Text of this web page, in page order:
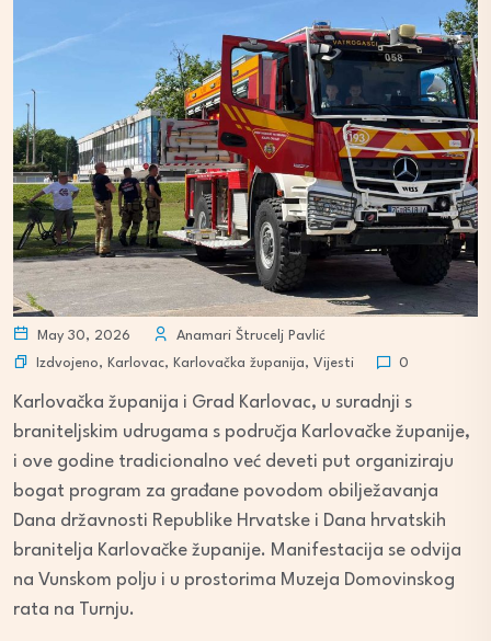
May 30, 2026
Anamari Štrucelj Pavlić
Izdvojeno, Karlovac, Karlovačka županija, Vijesti 0
Karlovačka županija i Grad Karlovac, u suradnji s
braniteljskim udrugama s područja Karlovačke županije,
i ove godine tradicionalno već deveti put organiziraju
bogat program za građane povodom obilježavanja
Dana državnosti Republike Hrvatske i Dana hrvatskih
branitelja Karlovačke županije. Manifestacija se odvija
na Vunskom polju i u prostorima Muzeja Domovinskog
rata na Turnju.